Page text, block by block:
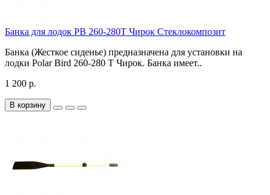
Банка для лодок РВ 260-280Т Чирок Стеклокомпозит
Банка (Жесткое сиденье) предназначена для установки на
лодки Polar Bird 260-280 Т Чирок. Банка имеет..
1 200 р.
В корзину